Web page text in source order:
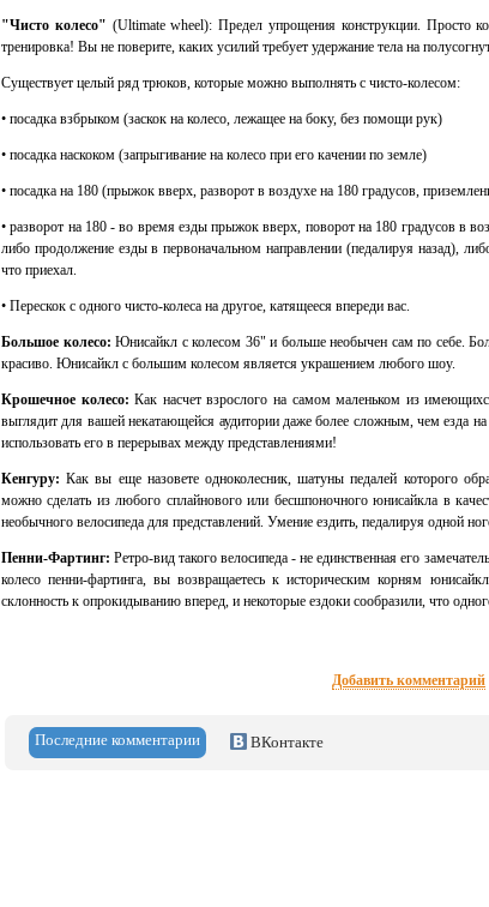
"Чисто колесо" (Ultimate wheel): Предел упрощения конструкции. Просто
тренировка! Вы не поверите, каких усилий требует удержание тела на
Существует целый ряд трюков, которые можно выполнять с чисто-колесом:
• посадка взбрыком (заскок на колесо, лежащее на боку, без помощи рук)
• посадка наскоком (запрыгивание на колесо при его качении по земле)
• посадка на 180 (прыжок вверх, разворот в воздухе на 180 градусов,
• разворот на 180 - во время езды прыжок вверх, поворот на 180 градусов в
либо продолжение езды в первоначальном направлении (педалируя назад),
что приехал.
• Перескок с одного чисто-колеса на другое, катящееся впереди вас.
Большое колесо: Юнисайкл с колесом 36" и больше необычен сам по себе.
красиво. Юнисайкл с большим колесом является украшением любого шоу.
Крошечное колесо: Как насчет взрослого на самом маленьком из
выглядит для вашей некатающейся аудитории даже более сложным, чем езда
использовать его в перерывах между представлениями!
Кенгуру: Как вы еще назовете одноколесник, шатуны педалей которого
можно сделать из любого сплайнового или бесшпоночного юнисайкла в
необычного велосипеда для представлений. Умение ездить, педалируя одной
Пенни-Фартинг: Ретро-вид такого велосипеда - не единственная его
колесо пенни-фартинга, вы возвращаетесь к историческим корням
склонность к опрокидыванию вперед, и некоторые ездоки сообразили, что
Добавить комментарий
Последние комментарии ВКонтакте